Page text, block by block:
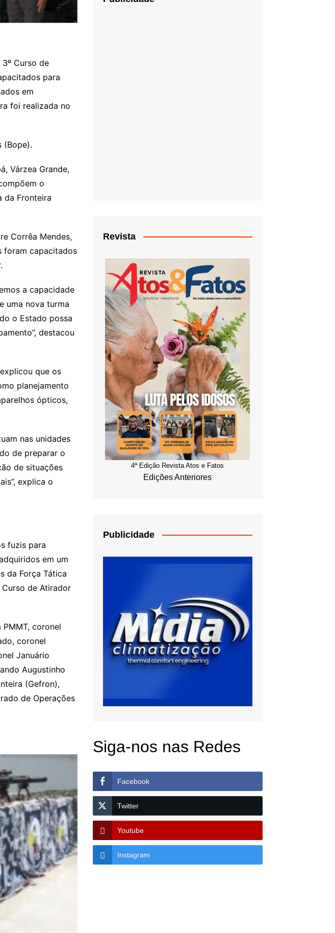
Curso de
para
em
foi realizada no
(Bope).
Várzea Grande,
o
da Fronteira
Corrêa Mendes,
foram capacitados
a capacidade
uma nova turma
o Estado possa
destacou
que os
planejamento
ópticos,
nas unidades
de preparar o
de situações
explica o
fuzis para
em um
da Força Tática
de Atirador
coronel
coronel
Januário
Augustinho
(Gefron),
de Operações
Revista
4ª Edição Revista Atos e Fatos
Edições Anteriores
Publicidade
Siga-nos nas Redes
Facebook
Twitter
Youtube
Instagram